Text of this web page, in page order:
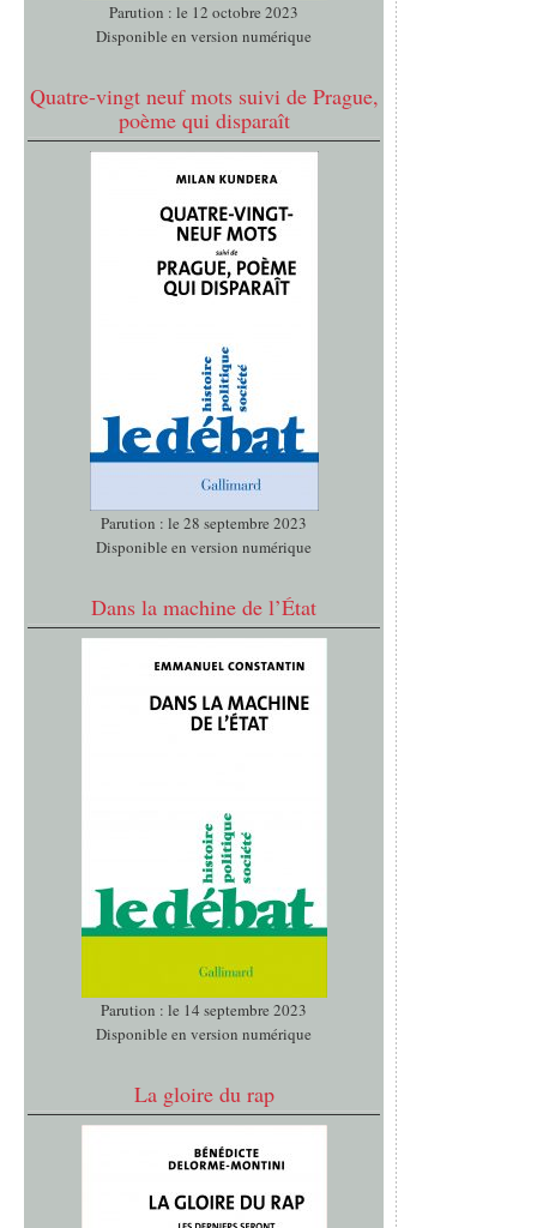
Parution : le 12 octobre 2023
Disponible en version numérique
Quatre-vingt neuf mots suivi de Prague,
poème qui disparaît
Parution : le 28 septembre 2023
Disponible en version numérique
Dans la machine de l’État
Parution : le 14 septembre 2023
Disponible en version numérique
La gloire du rap